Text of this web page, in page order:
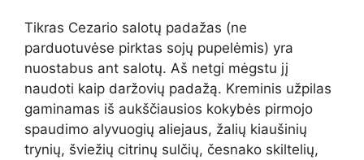
Tikras Cezario salotų padažas (ne
parduotuvėse pirktas sojų pupelėmis) yra
nuostabus ant salotų. Aš netgi mėgstu jį
naudoti kaip daržovių padažą. Kreminis užpilas
gaminamas iš aukščiausios kokybės pirmojo
spaudimo alyvuogių aliejaus, žalių kiaušinių
trynių, šviežių citrinų sulčių, česnako skiltelių,